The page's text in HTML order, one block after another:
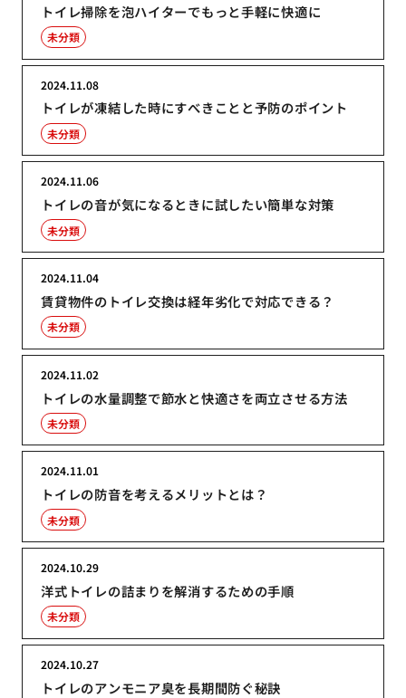
トイレ掃除を泡ハイターでもっと手軽に快適に
未分類
トイレが凍結した時にすべきことと予防のポイント
2024.11.08
未分類
トイレの音が気になるときに試したい簡単な対策
2024.11.06
未分類
賃貸物件のトイレ交換は経年劣化で対応できる？
2024.11.04
未分類
トイレの水量調整で節水と快適さを両立させる方法
2024.11.02
未分類
トイレの防音を考えるメリットとは？
2024.11.01
未分類
洋式トイレの詰まりを解消するための手順
2024.10.29
未分類
トイレのアンモニア臭を長期間防ぐ秘訣
2024.10.27